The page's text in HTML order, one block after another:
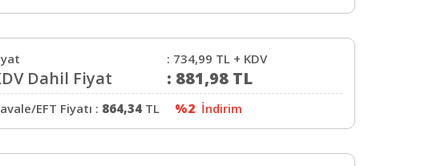
: 734,99 TL + KDV
Dahil Fiyat : 881,98 TL
EFT Fiyatı : 864,34 TL %2 İndirim